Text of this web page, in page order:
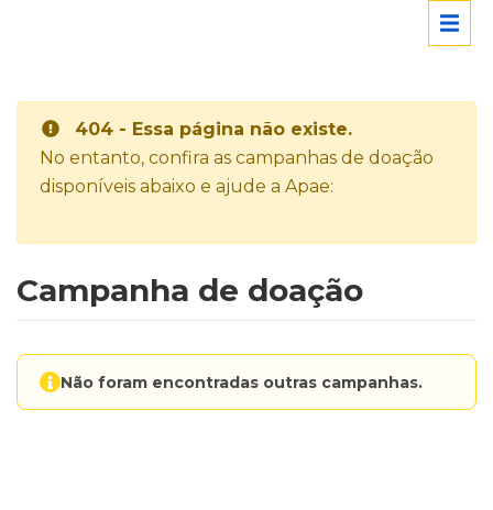
404 - Essa página não existe.
No entanto, confira as campanhas de doação
disponíveis abaixo e ajude a Apae:
Campanha de doação
Não foram encontradas outras campanhas.